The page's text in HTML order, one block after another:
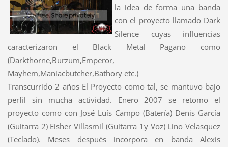
la idea de forma una banda
con el proyecto llamado Dark
Silence cuyas influencias
caracterizaron el Black Metal Pagano como
(Darkthorne,Burzum,Emperor,
Mayhem,Maniacbutcher,Bathory etc.)
Transcurrido 2 años El Proyecto como tal, se mantuvo bajo
perfil sin mucha actividad. Enero 2007 se retomo el
proyecto como con José Luís Campo (Batería) Denis García
(Guitarra 2) Eisher Villasmil (Guitarra 1y Voz) Lino Velasquez
(Teclado). Meses después incorpora en banda Alexis